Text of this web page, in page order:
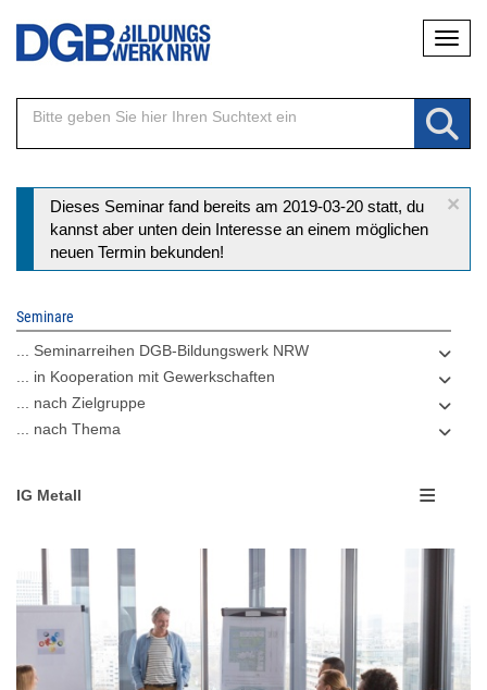
Direkt
Inhalt
×
Statusmeldung
Dieses Seminar fand bereits am 2019-03-20 statt, du
kannst aber unten dein Interesse an einem möglichen
neuen Termin bekunden!
Seminare
... Seminarreihen DGB-Bildungswerk NRW
... in Kooperation mit Gewerkschaften
... nach Zielgruppe
... nach Thema
IG Metall